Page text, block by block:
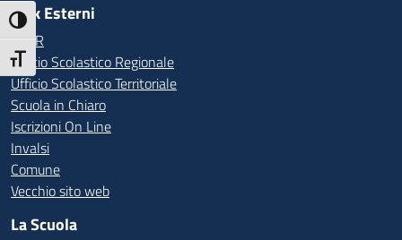
Attiva/disattiva alto contrasto
Attiva/disattiva dimensione testo
Link Esterni
MIUR
Ufficio Scolastico Regionale
Ufficio Scolastico Territoriale
Scuola in Chiaro
Iscrizioni On Line
Invalsi
Comune
Vecchio sito web
La Scuola